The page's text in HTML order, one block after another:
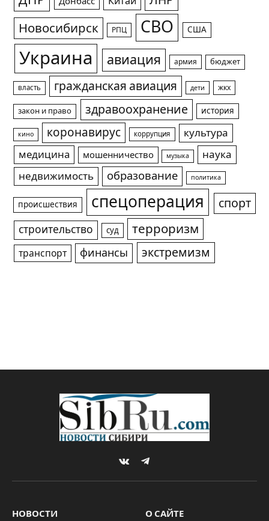
Новосибирск РПЦ СВО США
Украина авиация армия бюджет
власть гражданская авиация дети жкх
закон и право здравоохранение история
кино коронавирус коррупция
культура
медицина
мошенничество музыка
наука
недвижимость
образование политика
происшествия спецоперация спорт
строительство суд терроризм
транспорт финансы экстремизм
VKontakteTelegram
НОВОСТИ О САЙТЕ